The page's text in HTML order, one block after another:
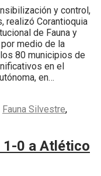
y control,
realizó Corantioquia
de Fauna y
medio de la
80 municipios de
en el
en…
Fauna Silvestre,
1-0 a Atlético